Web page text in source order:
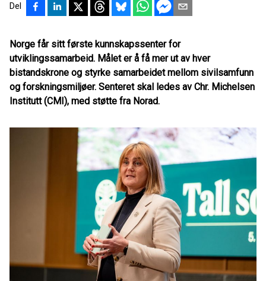
Del
Norge får sitt første kunnskapssenter for
utviklingssamarbeid. Målet er å få mer ut av hver
bistandskrone og styrke samarbeidet mellom sivilsamfunn
og forskningsmiljøer. Senteret skal ledes av Chr. Michelsen
Institutt (CMI), med støtte fra Norad.